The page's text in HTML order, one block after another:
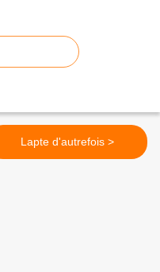
Lapte d'autrefois >